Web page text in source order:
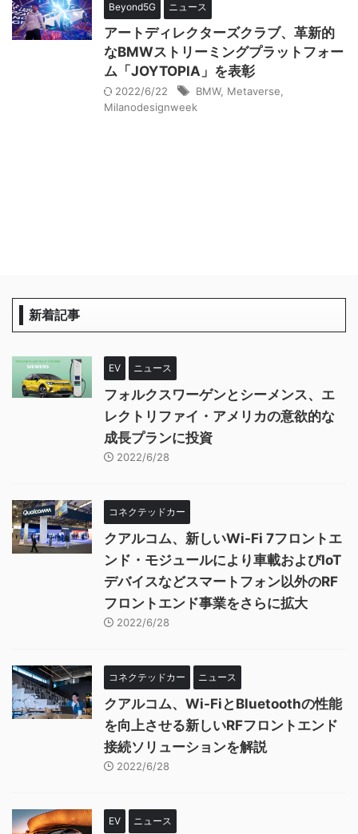
Beyond5G ニュース
アートディレクターズクラブ、革新的
なBMWストリーミングプラットフォー
ム「JOYTOPIA」を表彰
2022/6/22 BMW, Metaverse
Milanodesignweek
新着記事
EV ニュース
フォルクスワーゲンとシーメンス、エ
レクトリファイ・アメリカの意欲的な
成長プランに投資
2022/6/28
コネクテッドカー
クアルコム、新しいWi-Fi 7フロントエ
ンド・モジュールにより車載およびIoT
デバイスなどスマートフォン以外のRF
フロントエンド事業をさらに拡大
2022/6/28
コネクテッドカー ニュース
クアルコム、Wi-FiとBluetoothの性能
を向上させる新しいRFフロントエンド
接続ソリューションを解説
2022/6/28
EV ニュース